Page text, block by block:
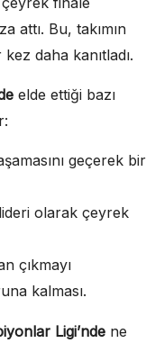
attı. Bu, takımın
daha kanıtladı.
elde ettiği bazı
geçerek bir
olarak çeyrek
çıkmayı
kalması.
Ligi’nde ne